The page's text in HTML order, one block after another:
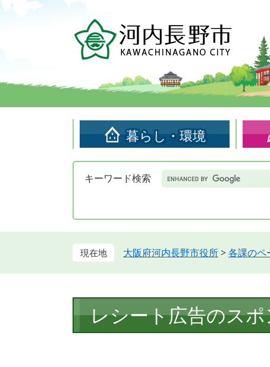
頭
す。
飛
し
暮らし・環境
キーワード検索 Google
カ
検
大阪府河内長野市役所>各課のペ
文
レシート広告のス